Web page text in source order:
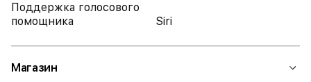
Поддержка голосового
помощника
Siri
Магазин